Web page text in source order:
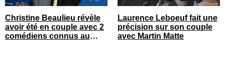
Christine Beaulieu révèle
avoir été en couple avec 2
comédiens connus au
Laurence Leboeuf fait une
précision sur son couple
avec Martin Matte